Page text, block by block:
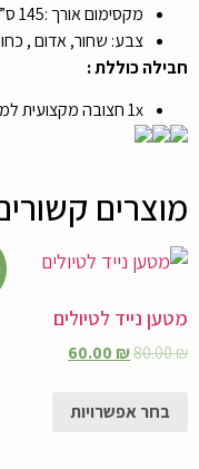
מקסימום אורך :145 ס”מ
צבע: שחור, אדום ,
חבילה כוללת :
1x חצובה מקצועית למצלמה
מוצרים
מטען נייד לטיולים
80.00₪
60.00 ₪
בחר אפשרויות